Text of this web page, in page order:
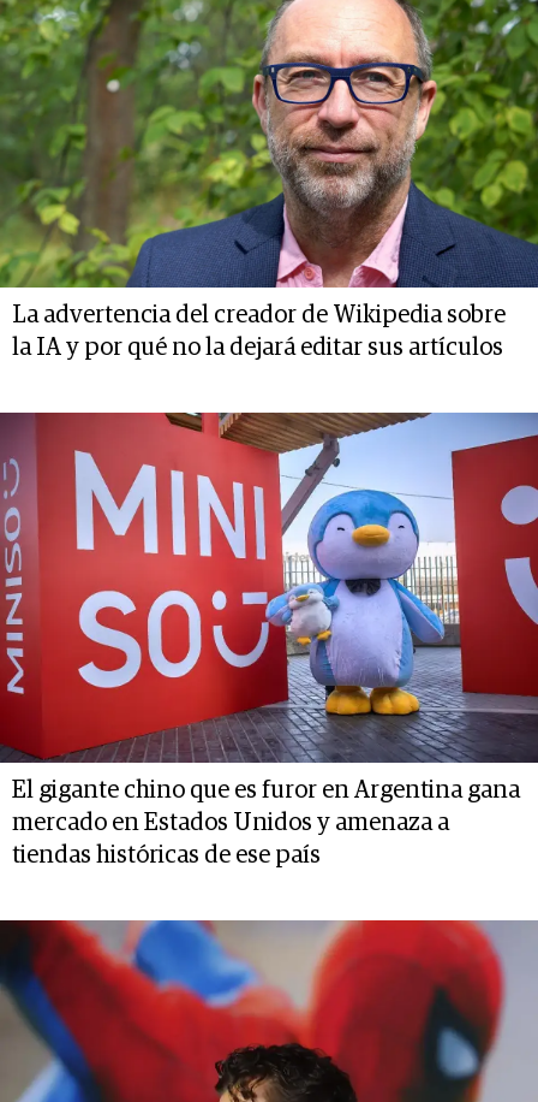
La advertencia del creador de Wikipedia sobre
la IA y por qué no la dejará editar sus artículos
El gigante chino que es furor en Argentina gana
mercado en Estados Unidos y amenaza a
tiendas históricas de ese país